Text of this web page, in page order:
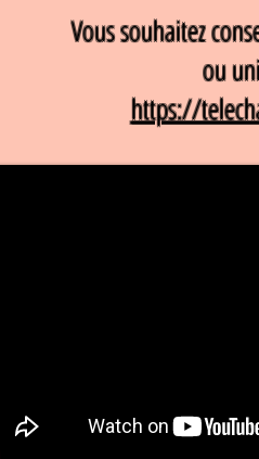
Vous souhaitez
ou
https://